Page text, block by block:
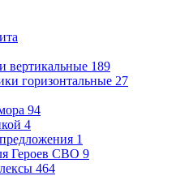
вертикальные 189
горизонтальные 27
94
4
1
Героев СВО 9
464